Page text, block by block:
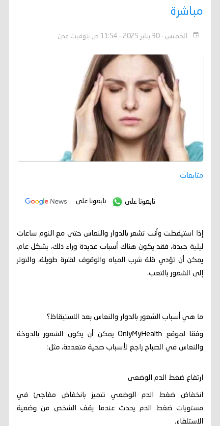
مباشرة
الخميس - 30 يناير 2025 - 11:54 ص بتوقيت عدن
متابعات
تابعونا على تابعونا على
إذا استيقظت وأنت تشعر بالدوار والنعاس حتى مع النوم ساعات
ليلية جيدة، فقد يكون هناك أسباب عديدة وراء ذلك، بشكل عام،
يمكن أن تؤدي قلة شرب المياه والوقوف لفترة طويلة، والتوتر
إلى الشعور بالتعب.
ما هي أسباب الشعور بالدوار والنعاس بعد الاستيقاظ؟
وفقا لموقع OnlyMyHealth يمكن أن يكون الشعور بالدوخة
والنعاس في الصباح راجع لأسباب صحية متعددة، مثل:
ارتفاع ضغط الدم الوضعى
انخفاض ضغط الدم الوضعي تتميز بانخفاض مفاجئ في
مستويات ضغط الدم يحدث عندما يقف الشخص من وضعية
الاستلقاء.